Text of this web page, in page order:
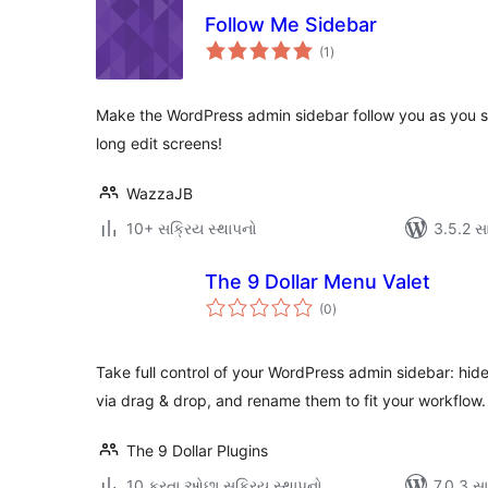
Follow Me Sidebar
(1 કુલ
રેટિંગ્સ
)
Make the WordPress admin sidebar follow you as
long edit screens!
WazzaJB
10+ સક્રિય સ્થાપનો
3.5.2
The 9 Dollar Menu Valet
(0કુલ
રેટિંગ્સ
)
Take full control of your WordPress admin sidebar:
via drag & drop, and rename them to fit your workflow.
The 9 Dollar Plugins